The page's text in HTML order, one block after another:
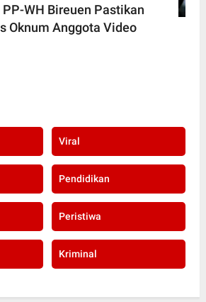
WH Bireuen Pastikan
Oknum Anggota Video
Viral
Pendidikan
Peristiwa
Kriminal